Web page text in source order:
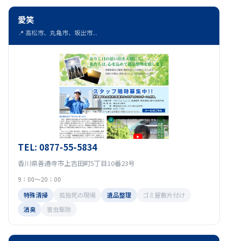
愛笑
📍 高松市、丸亀市、坂出市...
TEL: 0877-55-5834
香川県善通寺市上吉田町5丁目10番23号
9：00～20：00
特殊清掃
孤独死の現場 遺品整理
ゴミ屋敷片付け
消臭
害虫駆除